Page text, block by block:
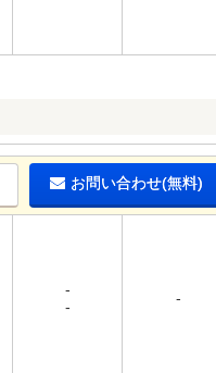
お問い合わせ(無料)
-
-
-